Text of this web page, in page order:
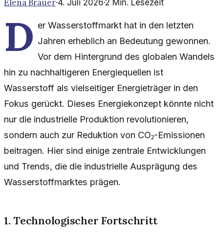
Elena Brauer·4. Juli 2026·2 Min. Lesezeit
D er Wasserstoffmarkt hat in den letzten
Jahren erheblich an Bedeutung gewonnen.
Vor dem Hintergrund des globalen Wandels
hin zu nachhaltigeren Energiequellen ist
Wasserstoff als vielseitiger Energieträger in den
Fokus gerückt. Dieses Energiekonzept könnte nicht
nur die industrielle Produktion revolutionieren,
sondern auch zur Reduktion von CO₂-Emissionen
beitragen. Hier sind einige zentrale Entwicklungen
und Trends, die die industrielle Ausprägung des
Wasserstoffmarktes prägen.
1. Technologischer Fortschritt